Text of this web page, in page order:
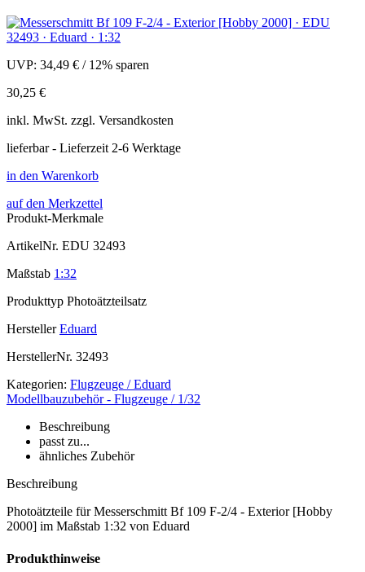
UVP: 34,49 € / 12% sparen
30,25 €
inkl. MwSt. zzgl. Versandkosten
lieferbar - Lieferzeit 2-6 Werktage
in den Warenkorb
auf den Merkzettel
Produkt-Merkmale
ArtikelNr. EDU 32493
Maßstab 1:32
Produkttyp Photoätzteilsatz
Hersteller Eduard
HerstellerNr. 32493
Kategorien: Flugzeuge / Eduard
Modellbauzubehör - Flugzeuge / 1/32
Beschreibung
passt zu...
ähnliches Zubehör
Beschreibung
Photoätzteile für Messerschmitt Bf 109 F-2/4 - Exterior [Hobby
2000] im Maßstab 1:32 von Eduard
Produkthinweise